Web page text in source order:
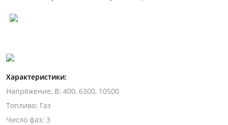
Характеристики:
Напряжение, В: 400, 6300, 10500
Топливо: Газ
Число фаз: 3